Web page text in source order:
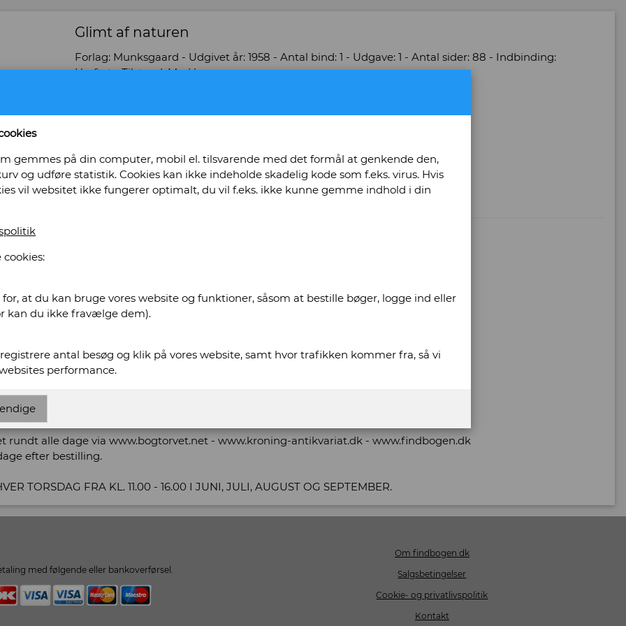
Glimt af naturen
Forlag: Munksgaard - Udgivet år: 1958 - Antal bind: 1 - Udgave: 1 - Antal sider: 88 - Indbinding:
Hæftet - Tilstand: Med brugsspor -
Indledning af Hans Hartvig Seedorff. Illustreret
Læg i kurv
International Antikvarboghandel
antikvariat.dk
International Antikvarboghandel
rundt alle dage via www.bogtorvet.net - www.kroning-antikvariat.dk - www.findbogen.dk
efter bestilling.
TORSDAG FRA KL. 11.00 - 16.00 I JUNI, JULI, AUGUST OG SEPTEMBER.
med følgende eller bankoverførsel.
Om findbogen.dk
Salgsbetingelser
Cookie- og privatlivspolitik
Kontakt
gemmes på din computer, mobil el. tilsvarende med det formål at genkende den,
og udføre statistik. Cookies kan ikke indeholde skadelig kode som f.eks. virus. Hvis
vil websitet ikke fungerer optimalt, du vil f.eks. ikke kunne gemme indhold i din
for, at du kan bruge vores website og funktioner, såsom at bestille bøger, logge ind eller
kan du ikke fravælge dem).
antal besøg og klik på vores website, samt hvor trafikken kommer fra, så vi
performance.